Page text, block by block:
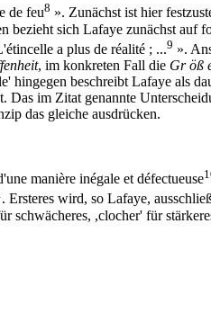
de feu8 ». Zunächst ist hier
sich Lafaye zunächst auf
a plus de réalité ; ...9 ».
, im konkreten Fall die Gr öß
hingegen beschreibt Lafaye als
im Zitat genannte
das gleiche ausdrücken.
manière inégale et défectueuse
. Ersteres wird, so Lafaye,
schwächeres, ,clocher' für